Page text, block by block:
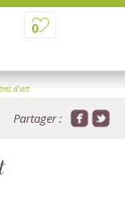
0
d'art
Partager :